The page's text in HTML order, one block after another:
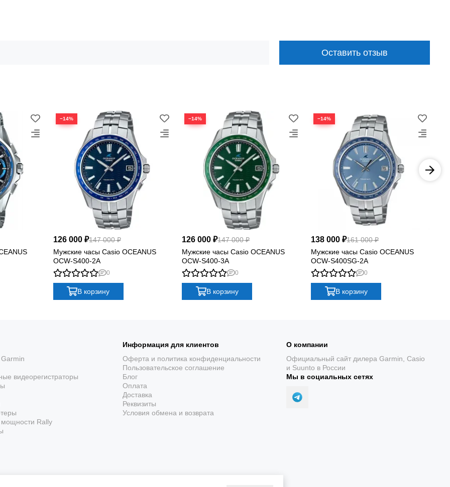
поясах, удобное для путешественников.
и устойчивость к коррозии.
и обеспечивает превосходную прозрачность.
надежность и долговечность часов.
и радиосинхронизации обеспечивает максимальную точность и удобство.
вид подчеркивает статус владельца.
практически не ощущаются на запястье.
гарантируют долгий срок службы.
и надежность.
точке мира.
технологиями.
Оставить отзыв
−14%
126 000 ₽147 000 ₽
Мужские часы Casio OCEANUS
OCW-S400-2A
0
В корзину
−14%
126 000 ₽147 000 ₽
Мужские часы Casio OCEANUS
OCW-S400-3A
0
В корзину
−14%
138 000 ₽161 000 ₽
Мужские часы Casio OCEANUS
OCW-S400SG-2A
0
В корзину
видеорегистраторы
Rally
Информация для клиентов
Оферта и политика конфиденциальности
Пользовательское соглашение
Блог
Оплата
Доставка
Реквизиты
Условия обмена и возврата
О компании
Официальный сайт дилера Garmin, Casio
и Suunto в России
Мы в социальных сетях